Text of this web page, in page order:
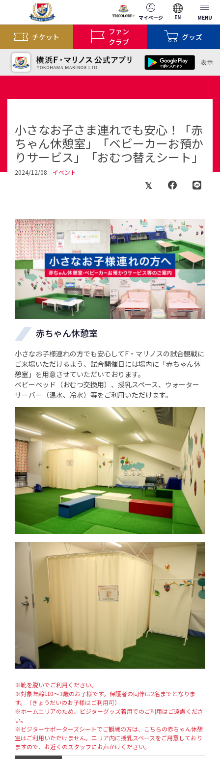
マイページ EN MENU
チケット
ファン
クラブ
グッズ
小さなお子さま連れでも安心！「赤
ちゃん休憩室」「ベビーカーお預か
りサービス」「おむつ替えシート」
2024/12/08 イベント
赤ちゃん休憩室
小さなお子様連れの方でも安心してF・マリノスの試合観戦に
ご来場いただけるよう、試合開催日には場内に「赤ちゃん休
憩室」を用意させていただいております。
ベビーベッド（おむつ交換用）、授乳スペース、ウォーター
サーバー（温水、冷水）等をご利用いただけます。
※靴を脱いでご利用ください。
※対象年齢は0～3歳のお子様です。保護者の同伴は2名までとなりま
す。（きょうだいのお子様はご利用可）
※ホームエリアのため、ビジターグッズ着用でのご利用はご遠慮くださ
い。
※ビジターサポーターズシートでご観戦の方は、こちらの赤ちゃん休憩
室はご利用いただけません。エリア内に授乳スペースをご用意しており
ますので、お近くのスタッフにお声かけください。